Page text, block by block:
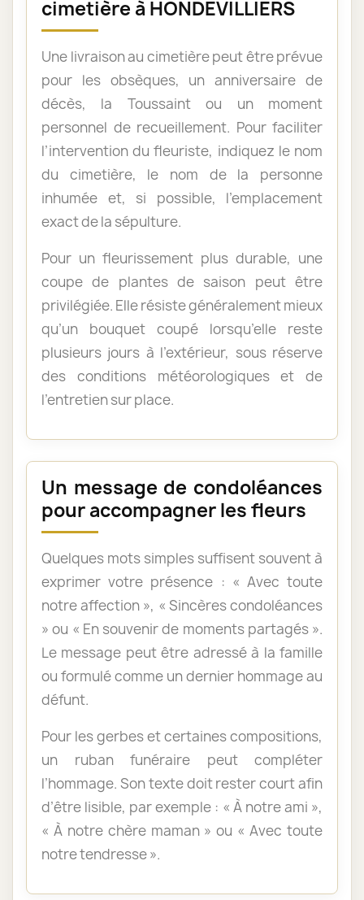
cimetière à HONDEVILLIERS
Une livraison au cimetière peut être prévue
pour les obsèques, un anniversaire de
décès, la Toussaint ou un moment
personnel de recueillement. Pour faciliter
l’intervention du fleuriste, indiquez le nom
du cimetière, le nom de la personne
inhumée et, si possible, l’emplacement
exact de la sépulture.
Pour un fleurissement plus durable, une
coupe de plantes de saison peut être
privilégiée. Elle résiste généralement mieux
qu’un bouquet coupé lorsqu’elle reste
plusieurs jours à l’extérieur, sous réserve
des conditions météorologiques et de
l’entretien sur place.
Un message de condoléances
pour accompagner les fleurs
Quelques mots simples suffisent souvent à
exprimer votre présence : « Avec toute
notre affection », « Sincères condoléances
» ou « En souvenir de moments partagés ».
Le message peut être adressé à la famille
ou formulé comme un dernier hommage au
défunt.
Pour les gerbes et certaines compositions,
un ruban funéraire peut compléter
l’hommage. Son texte doit rester court afin
d’être lisible, par exemple : « À notre ami »,
« À notre chère maman » ou « Avec toute
notre tendresse ».